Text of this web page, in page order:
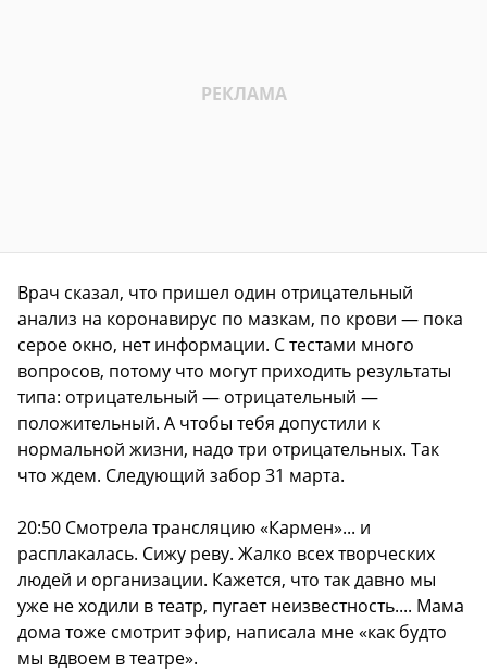
Врач сказал, что пришел один отрицательный
анализ на коронавирус по мазкам, по крови — пока
серое окно, нет информации. С тестами много
вопросов, потому что могут приходить результаты
типа: отрицательный — отрицательный —
положительный. А чтобы тебя допустили к
нормальной жизни, надо три отрицательных. Так
что ждем. Следующий забор 31 марта.
20:50 Смотрела трансляцию «Кармен»... и
расплакалась. Сижу реву. Жалко всех творческих
людей и организации. Кажется, что так давно мы
уже не ходили в театр, пугает неизвестность.... Мама
дома тоже смотрит эфир, написала мне «как будто
мы вдвоем в театре».